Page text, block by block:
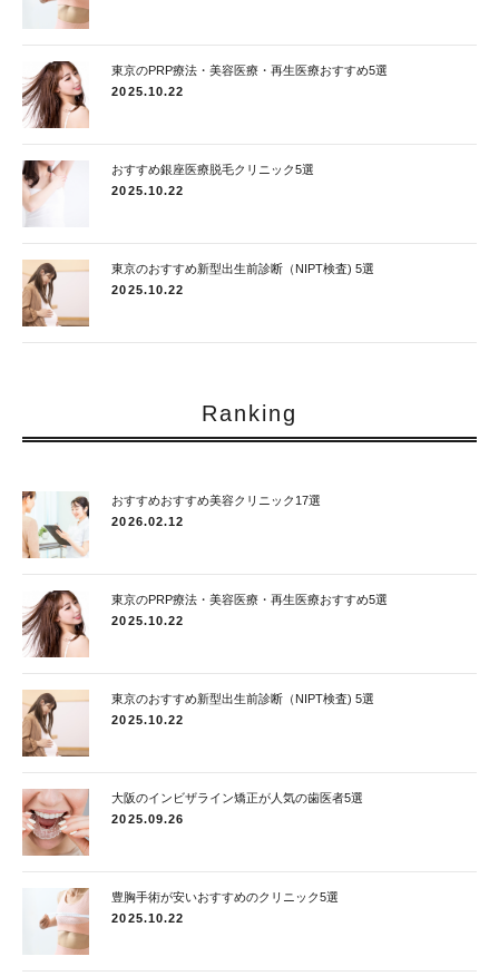
東京のPRP療法・美容医療・再生医療おすすめ5選
2025.10.22
おすすめ銀座医療脱毛クリニック5選
2025.10.22
東京のおすすめ新型出生前診断（NIPT検査) 5選
2025.10.22
Ranking
おすすめおすすめ美容クリニック17選
2026.02.12
東京のPRP療法・美容医療・再生医療おすすめ5選
2025.10.22
東京のおすすめ新型出生前診断（NIPT検査) 5選
2025.10.22
大阪のインビザライン矯正が人気の歯医者5選
2025.09.26
豊胸手術が安いおすすめのクリニック5選
2025.10.22